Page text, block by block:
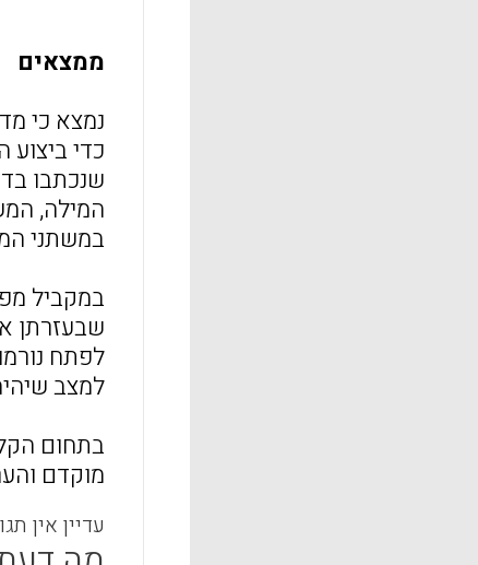
ממצאים
נמצא כי
כדי
שנכתבו
המילה,
במשתני
במקביל
שבעזרתן
לפתח
למצב
בתחום
מוקדם
עדיין אין